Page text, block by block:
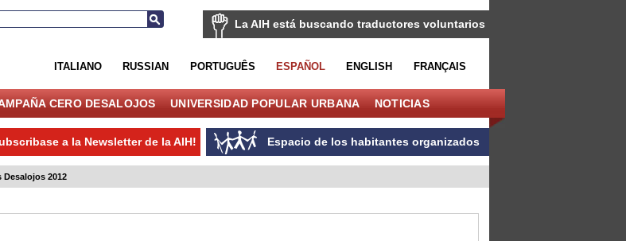
La AIH está buscando traductores voluntarios
ITALIANO RUSSIAN PORTUGUÊS ESPAÑOL ENGLISH FRANÇAIS
CERO DESALOJOS UNIVERSIDAD POPULAR URBANA NOTICIAS
Espacio de los habitantes organizados
a la Newsletter de la AIH!
2012